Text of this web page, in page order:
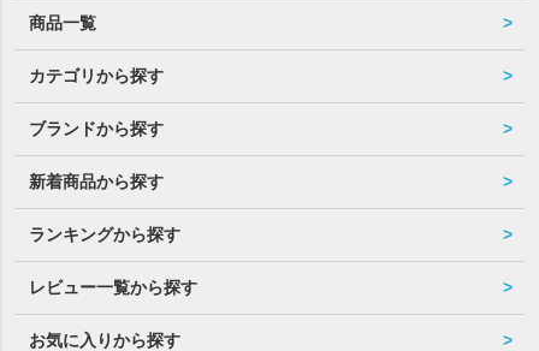
商品一覧
カテゴリから探す
ブランドから探す
新着商品から探す
ランキングから探す
レビュー一覧から探す
お気に入りから探す